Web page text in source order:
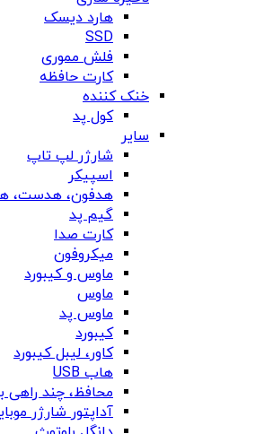
هارد دیسک
SSD
فلش مموری
کارت حافظه
خنک کننده
کول پد
سایر
شارژر لپ تاپ
اسپیکر
هدفون، هدست،
گیم پد
کارت صدا
میکروفون
ماوس و کیبورد
ماوس
ماوس پد
کیبورد
کاور، لیبل کیبورد
هاب USB
محافظ، چند راهی
آداپتور شارژر